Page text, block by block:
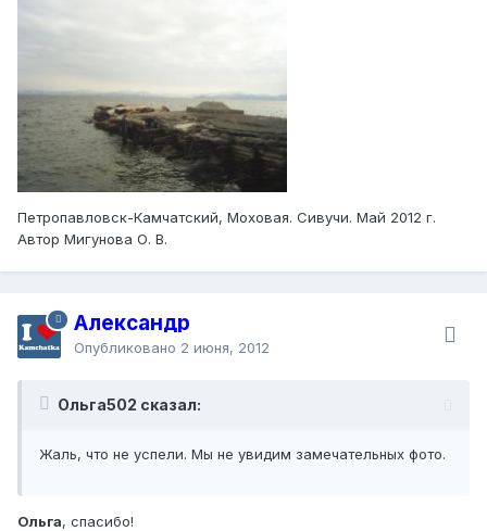
Петропавловск-Камчатский, Моховая. Сивучи. Май 2012 г.
Автор Мигунова О. В.
Александр
Опубликовано 2 июня, 2012
Ольга502 сказал:
Жаль, что не успели. Мы не увидим замечательных фото.
Ольга, спасибо!